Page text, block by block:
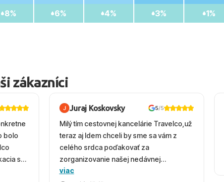
8%
6%
4%
3%
1%
zákazníci
bolo
s
Juraj Koskovsky 5/5
Milý tím cestovnej kancelárie Travelco,už
teraz aj Idem chceli by sme sa vám z
celého srdca poďakovať za
zorganizovanie našej nedávnej
dovolenky v Turecku. Vďaka vám sme
viac